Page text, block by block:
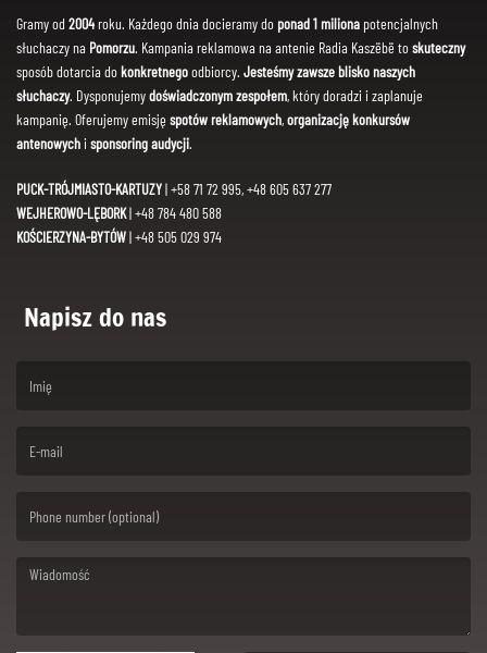
Gramy od 2004roku. Każdego dnia docieramy do ponad 1 miliona potencjalnych
słuchaczy na Pomorzu. Kampania reklamowa na antenie Radia Kaszëbë toskuteczny
sposób dotarcia dokonkretnegoodbiorcy. Jesteśmy zawsze blisko naszych
słuchaczy. Dysponujemydoświadczonym zespołem, który doradzi i zaplanuje
kampanię. Oferujemy emisję spotów reklamowych,organizację konkursów
antenowychi sponsoring audycji.
PUCK-TRÓJMIASTO-KARTUZY| +58 71 72 995, +48 605 637 277
WEJHEROWO-LĘBORK| +48 784 480 588
KOŚCIERZYNA-BYTÓW| +48 505 029 974
Napisz do nas